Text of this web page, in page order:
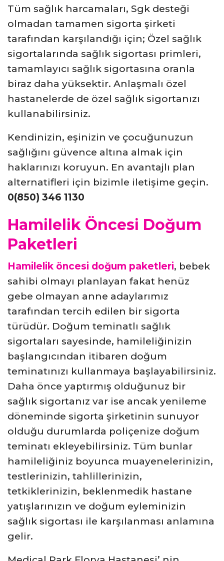
Tüm sağlık harcamaları, Sgk desteği
olmadan tamamen sigorta şirketi
tarafından karşılandığı için; Özel sağlık
sigortalarında sağlık sigortası primleri,
tamamlayıcı sağlık sigortasına oranla
biraz daha yüksektir. Anlaşmalı özel
hastanelerde de özel sağlık sigortanızı
kullanabilirsiniz.
Kendinizin, eşinizin ve çocuğunuzun
sağlığını güvence altına almak için
haklarınızı koruyun. En avantajlı plan
alternatifleri için bizimle iletişime geçin.
0(850) 346 1130
Hamilelik Öncesi Doğum
Paketleri
Hamilelik öncesi doğum paketleri, bebek
sahibi olmayı planlayan fakat henüz
gebe olmayan anne adaylarımız
tarafından tercih edilen bir sigorta
türüdür. Doğum teminatlı sağlık
sigortaları sayesinde, hamileliğinizin
başlangıcından itibaren doğum
teminatınızı kullanmaya başlayabilirsiniz.
Daha önce yaptırmış olduğunuz bir
sağlık sigortanız var ise ancak yenileme
döneminde sigorta şirketinin sunuyor
olduğu durumlarda poliçenize doğum
teminatı ekleyebilirsiniz. Tüm bunlar
hamileliğiniz boyunca muayenelerinizin,
testlerinizin, tahlillerinizin,
tetkiklerinizin, beklenmedik hastane
yatışlarınızın ve doğum eyleminizin
sağlık sigortası ile karşılanması anlamına
gelir.